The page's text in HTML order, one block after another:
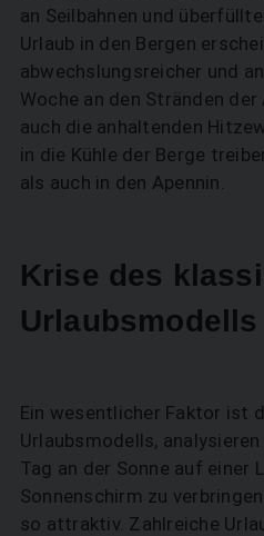
an Seilbahnen und
Urlaub in den Bergen
abwechslungsreicher und
Woche an den Stränden
auch die anhaltenden
in die Kühle der Berge
als auch in den Apennin.
Krise des
Urlaubsmodells
Ein wesentlicher Faktor ist
Urlaubsmodells,
Tag an der Sonne auf einer
Sonnenschirm zu
so attraktiv. Zahlreiche